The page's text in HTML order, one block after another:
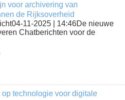
voor archivering van
de Rijksoverheid
11-2025 | 14:46De nieuwe
Chatberichten voor de
op technologie voor digitale